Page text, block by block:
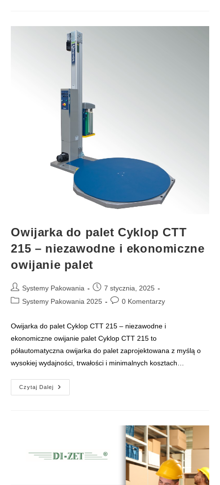
Oferta
Każdego
Przedsiębiorstwa
Owijarka do palet Cyklop CTT
215 – niezawodne i ekonomiczne
owijanie palet
Post
author:
Systemy Pakowania
Post
published:
7 stycznia, 2025
PostSystemy Pakowania 2025
Post0 Komentarzy
Owijarka do palet Cyklop CTT 215 – niezawodne i
ekonomiczne owijanie palet Cyklop CTT 215 to
półautomatyczna owijarka do palet zaprojektowana z myślą o
wysokiej wydajności, trwałości i minimalnych kosztach…
Czytaj Dalej
Owijarka
Do
Owijanie